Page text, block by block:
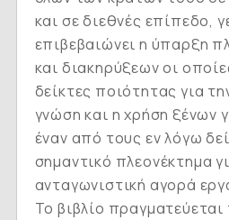
και σε διεθνές επίπεδο,
επιβεβαιώνει η ύπαρξη
και διακηρύξεων οι
δείκτες ποιότητας για
γνώση και η χρήση ξένων
έναν από τους εν λόγω
σημαντικό πλεονέκτημα
ανταγωνιστική αγορά
Το βιβλίο